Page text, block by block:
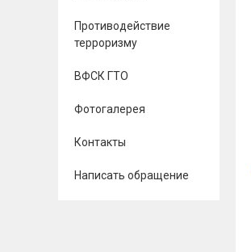
Противодействие
терроризму
ВФСК ГТО
Фотогалерея
Контакты
Написать обращение